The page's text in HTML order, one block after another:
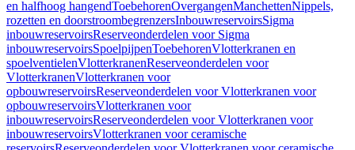
en halfhoog hangendToebehorenOvergangenManchettenNippels,
rozetten en doorstroombegrenzersInbouwreservoirsSigma
inbouwreservoirsReserveonderdelen voor Sigma
inbouwreservoirsSpoelpijpenToebehorenVlotterkranen en
spoelventielenVlotterkranenReserveonderdelen voor
VlotterkranenVlotterkranen voor
opbouwreservoirsReserveonderdelen voor Vlotterkranen voor
opbouwreservoirsVlotterkranen voor
inbouwreservoirsReserveonderdelen voor Vlotterkranen voor
inbouwreservoirsVlotterkranen voor ceramische